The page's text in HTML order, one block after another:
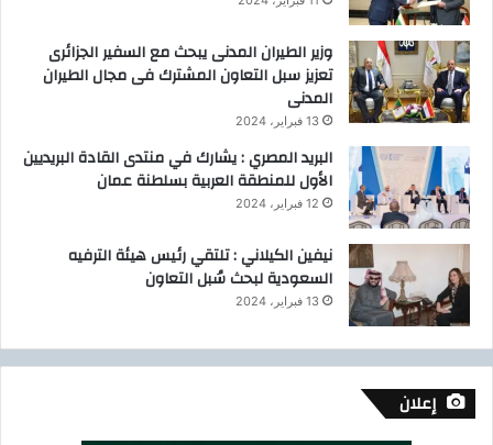
وزير الطيران المدنى يبحث مع السفير الجزائرى
تعزيز سبل التعاون المشترك فى مجال الطيران
المدنى
13 فبراير، 2024
البريد المصري : يشارك في منتدى القادة البريديين
الأول للمنطقة العربية بسلطنة عمان
12 فبراير، 2024
نيفين الكيلاني : تلتقي رئيس هيئة الترفيه
السعودية لبحث سُبل التعاون
13 فبراير، 2024
إعلان